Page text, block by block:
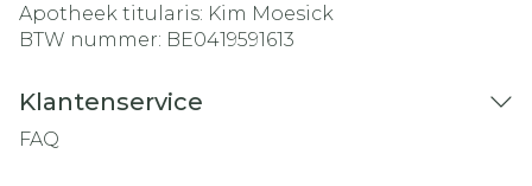
Apotheek titularis: Kim Moesick
BTW nummer: BE0419591613
Klantenservice
FAQ